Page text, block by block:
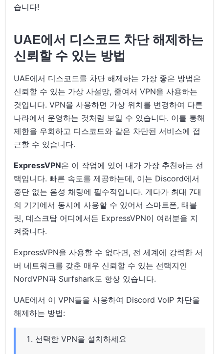
습니다!
UAE에서 디스코드 차단 해제하는
신뢰할 수 있는 방법
UAE에서 디스코드를 차단 해제하는 가장 좋은 방법은
신뢰할 수 있는 가상 사설망, 줄여서 VPN을 사용하는
것입니다. VPN을 사용하면 가상 위치를 변경하여 다른
나라에서 운영하는 것처럼 보일 수 있습니다. 이를 통해
제한을 우회하고 디스코드와 같은 차단된 서비스에 접
근할 수 있습니다.
ExpressVPN은 이 작업에 있어 내가 가장 추천하는 선
택입니다. 빠른 속도를 제공하는데, 이는 Discord에서
중단 없는 음성 채팅에 필수적입니다. 게다가 최대 7대
의 기기에서 동시에 사용할 수 있어서 스마트폰, 태블
릿, 데스크탑 어디에서든 ExpressVPN이 여러분을 지
켜줍니다.
ExpressVPN을 사용할 수 없다면, 전 세계에 강력한 서
버 네트워크를 갖춘 매우 신뢰할 수 있는 선택지인
NordVPN과 Surfshark도 항상 있습니다.
UAE에서 이 VPN들을 사용하여 Discord VoIP 차단을
해제하는 방법:
선택한 VPN을 설치하세요